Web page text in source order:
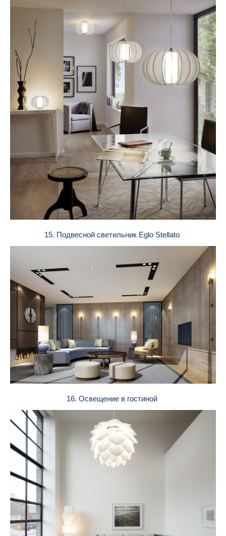
15. Подвесной светильник Eglo Stellato
16. Освещение в гостиной